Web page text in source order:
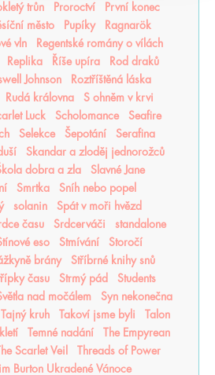
trůn Proroctví
První konec
město Pupíky
Ragnarök
vln
Regentské romány o vílách
Replika Říše upíra
Rod draků
Johnson
Roztříštěná láska
Rudá královna
S ohněm v krvi
Luck Scholomance
Seafire
Selekce Šepotání
Serafina
Skandar a zloděj jednorožců
dobra a zla
Slavné Jane
Smrtka
Sníh nebo popel
solanin
Spát v moři hvězd
času Srdcerváči
standalone
eso Stmívání
Storočí
brány
Stříbrné knihy snů
času Strmý pád
Students
nad močálem
Syn nekonečna
Tajný kruh Takoví jsme byli
Talon
Temné nadání
The Empyrean
Scarlet Veil
Threads of Power
Burton Ukradené Vánoce